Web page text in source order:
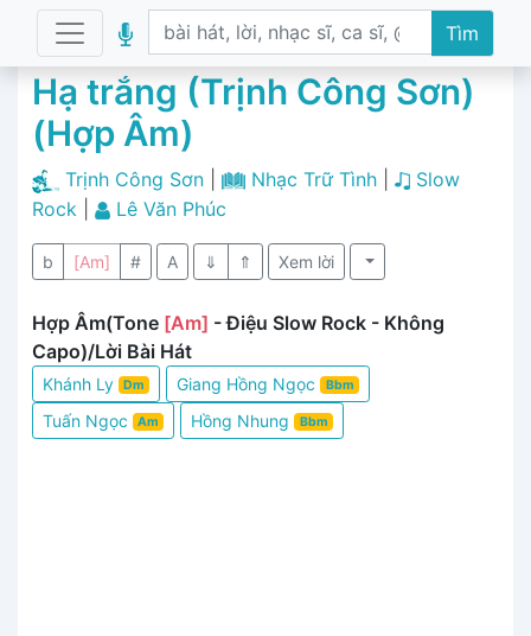
Tìm
Hạ trắng (Trịnh Công Sơn)
(Hợp Âm)
Trịnh Công Sơn Nhạc Trữ Tình|
Slow
Rock
Lê Văn Phúc
b [Am] # A ⇓ ⇑ Xem lời
Hợp Âm(Tone [Am] - Điệu Slow Rock - Không
Capo)/Lời Bài Hát
Khánh Ly Dm Giang Hồng Ngọc Bbm
Tuấn Ngọc Am Hồng Nhung Bbm